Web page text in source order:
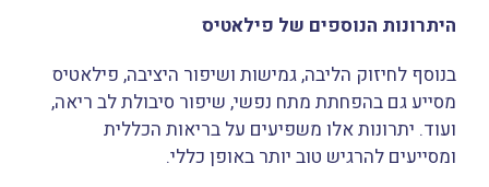
היתרונות הנוספים של פילאטיס
בנוסף לחיזוק הליבה, גמישות ושיפור היציבה, פילאטיס
מסייע גם בהפחתת מתח נפשי, שיפור סיבולת לב ריאה,
ועוד. יתרונות אלו משפיעים על בריאות הכללית
ומסייעים להרגיש טוב יותר באופן כללי.